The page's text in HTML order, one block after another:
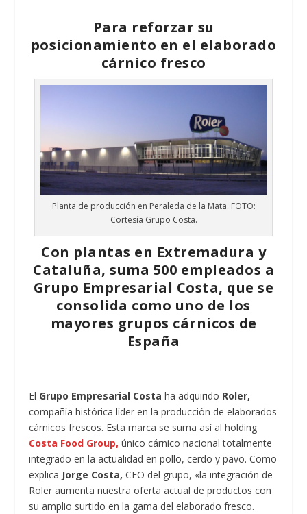
Para reforzar su
posicionamiento en el elaborado
cárnico fresco
Planta de producción en Peraleda de la Mata. FOTO:
Cortesía Grupo Costa.
Con plantas en Extremadura y
Cataluña, suma 500 empleados a
Grupo Empresarial Costa, que se
consolida como uno de los
mayores grupos cárnicos de
España
El Grupo Empresarial Costa ha adquirido Roler,
compañía histórica líder en la producción de elaborados
cárnicos frescos. Esta marca se suma así al holding
Costa Food Group, único cárnico nacional totalmente
integrado en la actualidad en pollo, cerdo y pavo. Como
explica Jorge Costa, CEO del grupo, «la integración de
Roler aumenta nuestra oferta actual de productos con
su amplio surtido en la gama del elaborado fresco.